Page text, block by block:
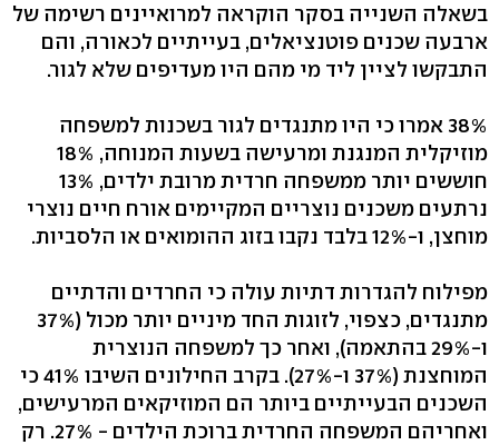
בשאלה השנייה בסקר הוקראה למרואיינים רשימה של
ארבעה שכנים פוטנציאלים, בעייתיים לכאורה, והם
התבקשו לציין ליד מי מהם היו מעדיפים שלא לגור.
38% אמרו כי היו מתנגדים לגור בשכנות למשפחה
מוזיקלית המנגנת ומרעישה בשעות המנוחה, 18%
חוששים יותר ממשפחה חרדית מרובת ילדים, 13%
נרתעים משכנים נוצריים המקיימים אורח חיים נוצרי
מוחצן, ו-12% בלבד נקבו בזוג ההומואים או הלסביות.
מפילוח להגדרות דתיות עולה כי החרדים והדתיים
מתנגדים, כצפוי, לזוגות החד מיניים יותר מכול (37%
ו-29% בהתאמה), ואחר כך למשפחה הנוצרית
המוחצנת (37% ו-27%). בקרב החילונים השיבו 41% כי
השכנים הבעייתיים ביותר הם המוזיקאים המרעישים,
ואחריהם המשפחה החרדית ברוכת הילדים - 27%. רק